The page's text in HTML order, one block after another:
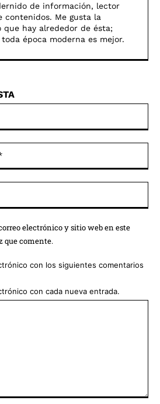
de información, lector
contenidos. Me gusta la
que hay alrededor de ésta;
época moderna es mejor.
electrónico y sitio web en este
que comente.
con los siguientes comentarios
con cada nueva entrada.